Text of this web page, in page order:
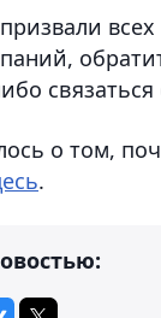
о том,
.